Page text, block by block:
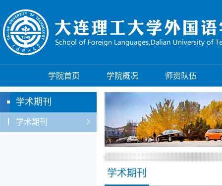
学院首页 学院概况 师资队伍
学术期刊
学术期刊
学术期刊